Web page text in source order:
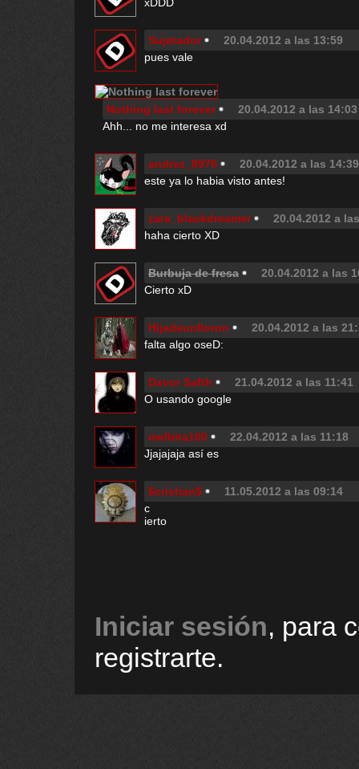
Sujetador
20.04.2012 a las 13:59
pues vale
Nothing last forever
20.04.2012 a las 14:03
Ahh... no me interesa xd
andrez_8976
20.04.2012 a las 14:39
este ya lo habia visto antes!
zara_blackdreamer
20.04.2012 a
haha cierto XD
Burbuja de fresa
20.04.2012 a las
Cierto xD
Hijadeunlloron
20.04.2012 a las
falta algo oseD:
Davor Safth
21.04.2012 a las 11:41
O usando google
melbita100
22.04.2012 a las 11:18
Jjajajaja así es
$cristian$
11.05.2012 a las 09:14
c
ierto
Iniciar sesión, para
registrarte.